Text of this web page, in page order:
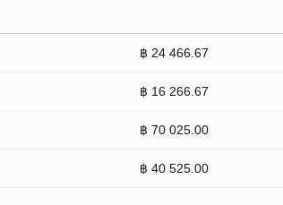
฿ 24 466.67
฿ 16 266.67
฿ 70 025.00
฿ 40 525.00